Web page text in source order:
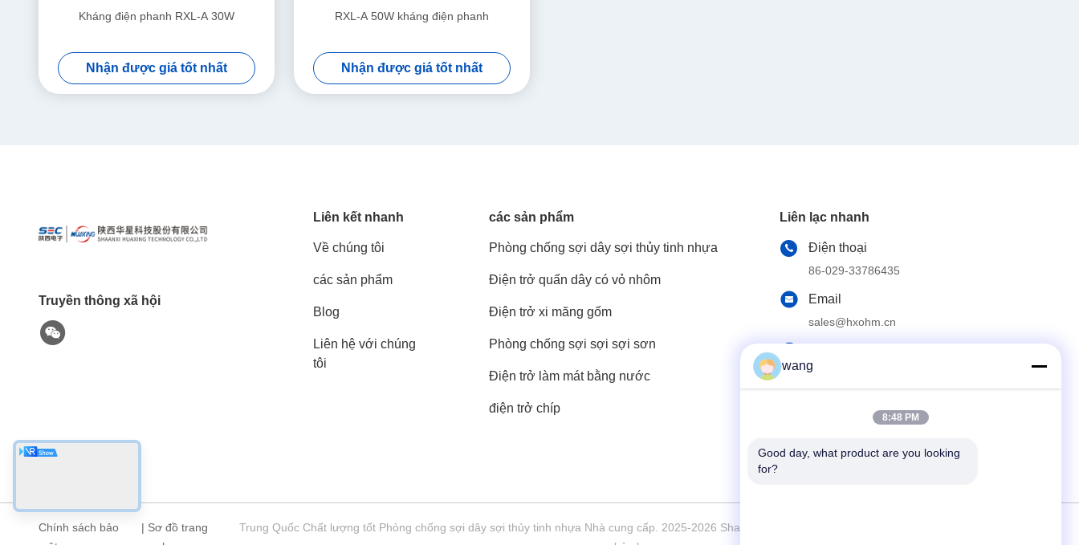
Kháng điện phanh RXL-A 30W
Nhận được giá tốt nhất
RXL-A 50W kháng điện phanh
Nhận được giá tốt nhất
Truyền thông xã hội
Liên kết nhanh
Về chúng tôi
các sản phẩm
Blog
Liên hệ với chúng
tôi
các sản phẩm
Phòng chống sợi dây sợi thủy tinh nhựa
Điện trở quấn dây có vỏ nhôm
Điện trở xi măng gốm
Phòng chống sợi sợi sợi sơn
Điện trở làm mát bằng nước
điện trở chíp
Liên lạc nhanh
Điện thoại
86-029-33786435
Email
sales@hxohm.cn
Đường 16 Wenhui East, thành phố Xianyang,
tỉnh Shaanxi, Trung Quốc
Chính sách bảo
| Sơ đồ trang
Trung Quốc Chất lượng tốt Phòng chống sợi dây sợi thủy tinh nhựa Nhà cung cấp. 2025-2026 Shaanxi Huaxing Technology Co.,Ltd. Tất cả các quyền được
wang
8:48 PM
Good day, what product are you looking
for?